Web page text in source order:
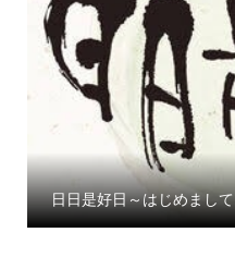
日日是好日～はじめまして